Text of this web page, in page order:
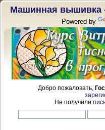
Машинная вышивка
Powered by
Добро пожаловать,
Не получили